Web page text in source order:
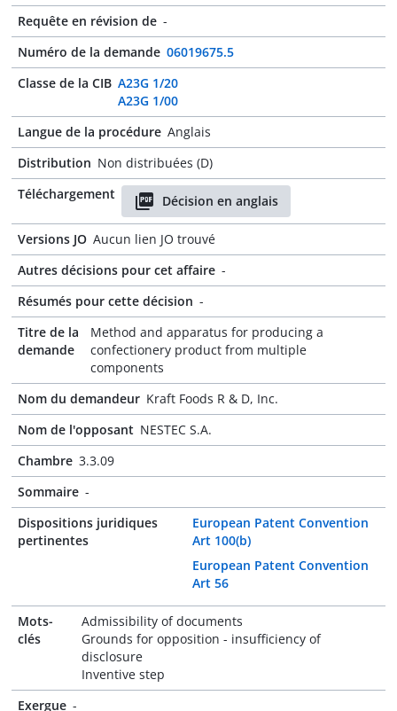
Requête en révision de -
Numéro de la demande 06019675.5
Classe de la CIB A23G 1/20
A23G 1/00
Langue de la procédure Anglais
Distribution Non distribuées (D)
Téléchargement
Décision en anglais
Versions JO Aucun lien JO trouvé
Autres décisions pour cet affaire -
Résumés pour cette décision -
Titre de la
demande
Method and apparatus for producing a
confectionery product from multiple
components
Nom du demandeur Kraft Foods R & D, Inc.
Nom de l'opposant NESTEC S.A.
Chambre 3.3.09
Sommaire -
Dispositions juridiques
pertinentes
European Patent Convention
Art 100(b)
European Patent Convention
Art 56
Mots-
clés
Admissibility of documents
Grounds for opposition - insufficiency of
disclosure
Inventive step
Exergue -